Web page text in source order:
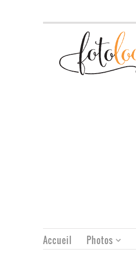
Accueil Photos